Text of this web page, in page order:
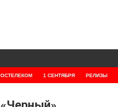
1 СЕНТЯБРЯ РЕЛИЗЫ